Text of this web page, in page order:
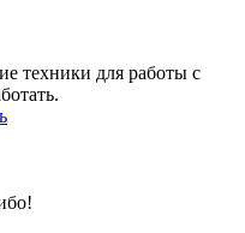
техники для работы с